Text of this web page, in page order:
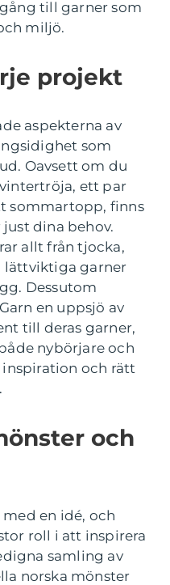
till garner som
miljö.
projekt
aspekterna av
som
Oavsett om du
ett par
sommartopp, finns
dina behov.
allt från tjocka,
lättviktiga garner
Dessutom
en uppsjö av
till deras garner,
nybörjare och
och rätt
och
en idé, och
roll i att inspirera
samling av
norska mönster